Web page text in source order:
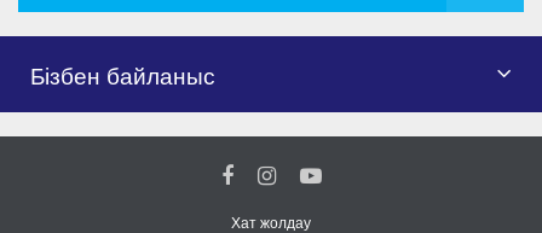
Бізбен байланыс
Хат жолдау